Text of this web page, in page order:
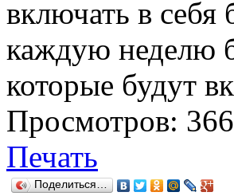
включать в себя
каждую неделю
которые будут
Просмотров:
Печать
Поделиться…